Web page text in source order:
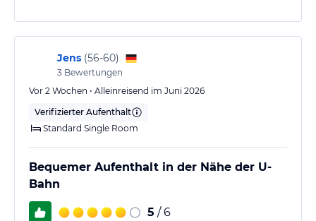
Jens (56-60)
3 Bewertungen
Vor 2 Wochen • Alleinreisend im Juni 2026
Verifizierter Aufenthalt
Standard Single Room
Bequemer Aufenthalt in der Nähe der U-
Bahn
5 / 6